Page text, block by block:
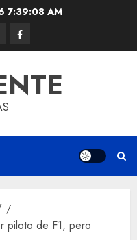
7:39:08 AM
Facebook
piloto de F1, pero